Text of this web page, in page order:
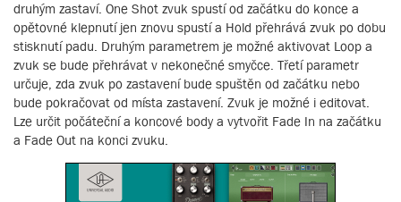
druhým zastaví. One Shot zvuk spustí od začátku do konce a
opětovné klepnutí jen znovu spustí a Hold přehrává zvuk po dobu
stisknutí padu. Druhým parametrem je možné aktivovat Loop a
zvuk se bude přehrávat v nekonečné smyčce. Třetí parametr
určuje, zda zvuk po zastavení bude spuštěn od začátku nebo
bude pokračovat od místa zastavení. Zvuk je možné i editovat.
Lze určit počáteční a koncové body a vytvořit Fade In na začátku
a Fade Out na konci zvuku.